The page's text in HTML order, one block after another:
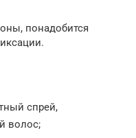
понадобится
спрей,
волос;